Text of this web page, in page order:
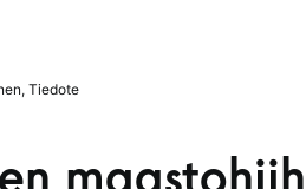
, Tiedote